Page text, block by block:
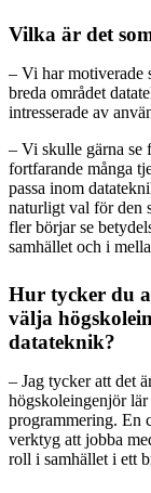
Vilka är det
– Vi har motiverade
breda området
intresserade av
– Vi skulle gärna se
fortfarande många
passa inom
naturligt val för den
fler börjar se
samhället och i
Hur tycker du
välja
datateknik?
– Jag tycker att det
högskoleingenjör lär
programmering. En
verktyg att jobba
roll i samhället i ett